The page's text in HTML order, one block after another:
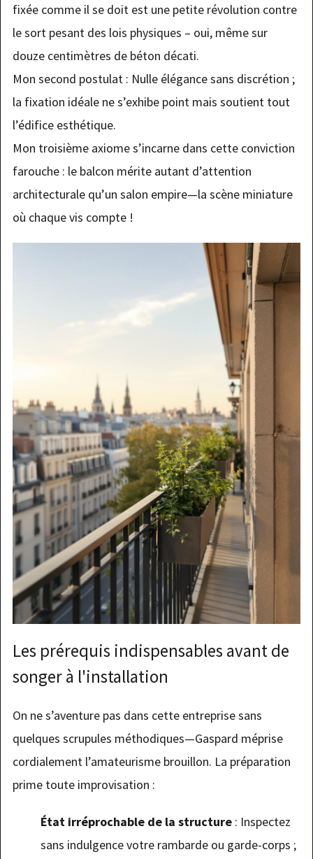
fixée comme il se doit est une petite révolution contre
le sort pesant des lois physiques – oui, même sur
douze centimètres de béton décati.
Mon second postulat : Nulle élégance sans discrétion ;
la fixation idéale ne s’exhibe point mais soutient tout
l’édifice esthétique.
Mon troisième axiome s’incarne dans cette conviction
farouche : le balcon mérite autant d’attention
architecturale qu’un salon empire—la scène miniature
où chaque vis compte !
Les prérequis indispensables avant de
songer à l'installation
On ne s’aventure pas dans cette entreprise sans
quelques scrupules méthodiques—Gaspard méprise
cordialement l’amateurisme brouillon. La préparation
prime toute improvisation :
État irréprochable de la structure: Inspectez
sans indulgence votre rambarde ou garde-corps ;